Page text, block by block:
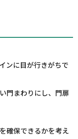
ンに目が行きがちで
門まわりにし、門扉
確保できるかを考え